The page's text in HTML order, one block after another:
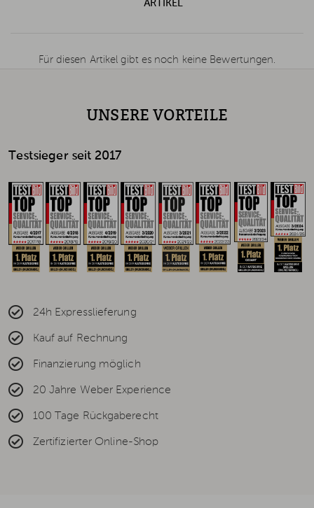
ARTIKEL
Für diesen Artikel gibt es noch keine Bewertungen.
UNSERE VORTEILE
Testsieger seit 2017
24h Expresslieferung
Kauf auf Rechnung
Finanzierung möglich
20 Jahre Weber Experience
100 Tage Rückgaberecht
Zertifizierter Online-Shop